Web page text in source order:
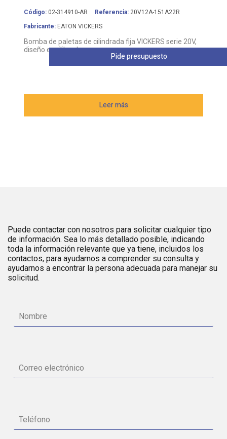
Código: 02-314910-AR Referencia: 20V12A-151A22R
Fabricante: EATON VICKERS
Bomba de paletas de cilindrada fija VICKERS serie 20V,
diseño equilibrado
Leer más
Pide presupuesto
Puede contactar con nosotros para solicitar cualquier tipo
de información. Sea lo más detallado posible, indicando
toda la información relevante que ya tiene, incluidos los
contactos, para ayudarnos a comprender su consulta y
ayudarnos a encontrar la persona adecuada para manejar su
solicitud.